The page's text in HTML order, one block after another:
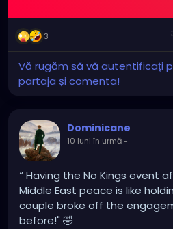
3
Vă rugăm să vă autentificați
partaja și comenta!
Dominicane
10 luni în urmă-
“ Having the No Kings event
Middle East peace is like
couple broke off the
before!" 🤣